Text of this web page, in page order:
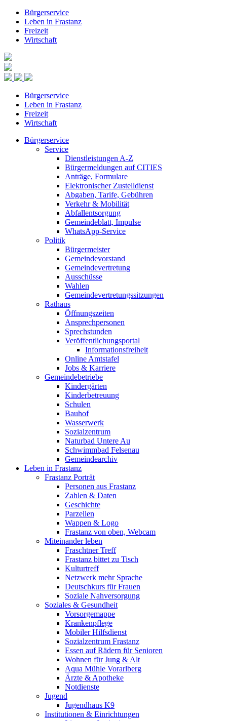
Bürgerservice
Leben in Frastanz
Freizeit
Wirtschaft
Bürgerservice
Leben in Frastanz
Freizeit
Wirtschaft
Bürgerservice
Service
Dienstleistungen A-Z
Bürgermeldungen auf CITIES
Anträge, Formulare
Elektronischer Zustelldienst
Abgaben, Tarife, Gebühren
Verkehr & Mobilität
Abfallentsorgung
Gemeindeblatt, Impulse
WhatsApp-Service
Politik
Bürgermeister
Gemeindevorstand
Gemeindevertretung
Ausschüsse
Wahlen
Gemeindevertretungssitzungen
Rathaus
Öffnungszeiten
Ansprechpersonen
Sprechstunden
Veröffentlichungsportal
Informationsfreiheit
Online Amtstafel
Jobs & Karriere
Gemeindebetriebe
Kindergärten
Kinderbetreuung
Schulen
Bauhof
Wasserwerk
Sozialzentrum
Naturbad Untere Au
Schwimmbad Felsenau
Gemeindearchiv
Leben in Frastanz
Frastanz Porträt
Personen aus Frastanz
Zahlen & Daten
Geschichte
Parzellen
Wappen & Logo
Frastanz von oben, Webcam
Miteinander leben
Fraschtner Treff
Frastanz bittet zu Tisch
Kulturtreff
Netzwerk mehr Sprache
Deutschkurs für Frauen
Soziale Nahversorgung
Soziales & Gesundheit
Vorsorgemappe
Krankenpflege
Mobiler Hilfsdienst
Sozialzentrum Frastanz
Essen auf Rädern für Senioren
Wohnen für Jung & Alt
Aqua Mühle Vorarlberg
Ärzte & Apotheke
Notdienste
Jugend
Jugendhaus K9
Institutionen & Einrichtungen